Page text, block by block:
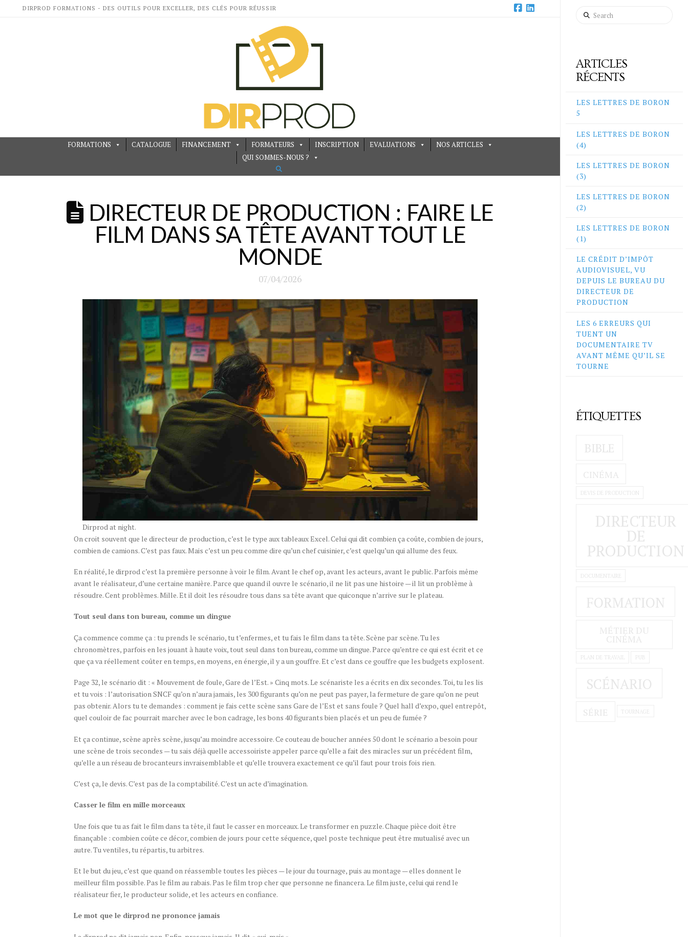
DIRPROD FORMATIONS - DES OUTILS POUR EXCELLER, DES CLÉS POUR RÉUSSIR
FORMATIONS CATALOGUE FINANCEMENT FORMATEURS INSCRIPTION EVALUATIONS
NOS ARTICLES
QUI SOMMES-NOUS ?
DIRECTEUR DE PRODUCTION : FAIRE LE FILM DANS SA TÊTE AVANT TOUT LE MONDE
DIRECTEUR DE PRODUCTION : FAIRE LE
FILM DANS SA TÊTE AVANT TOUT LE
MONDE
07/04/2026
Dirprod at night.
On croit souvent que le directeur de production, c’est le type aux tableaux Excel. Celui qui dit combien ça coûte, combien de jours,
combien de camions. C’est pas faux. Mais c’est un peu comme dire qu’un chef cuisinier, c’est quelqu’un qui allume des feux.
En réalité, le dirprod c’est la première personne à voir le film. Avant le chef op, avant les acteurs, avant le public. Parfois même
avant le réalisateur, d’une certaine manière. Parce que quand il ouvre le scénario, il ne lit pas une histoire — il lit un problème à
résoudre. Cent problèmes. Mille. Et il doit les résoudre tous dans sa tête avant que quiconque n’arrive sur le plateau.
Tout seul dans ton bureau, comme un dingue
Ça commence comme ça : tu prends le scénario, tu t’enfermes, et tu fais le film dans ta tête. Scène par scène. Tu les
chronomètres, parfois en les jouant à haute voix, tout seul dans ton bureau, comme un dingue. Parce qu’entre ce qui est écrit et ce
que ça va réellement coûter en temps, en moyens, en énergie, il y a un gouffre. Et c’est dans ce gouffre que les budgets explosent.
Page 32, le scénario dit : « Mouvement de foule, Gare de l’Est. » Cinq mots. Le scénariste les a écrits en dix secondes. Toi, tu les lis
et tu vois : l’autorisation SNCF qu’on n’aura jamais, les 300 figurants qu’on ne peut pas payer, la fermeture de gare qu’on ne peut
pas obtenir. Alors tu te demandes : comment je fais cette scène sans Gare de l’Est et sans foule ? Quel hall d’expo, quel entrepôt,
quel couloir de fac pourrait marcher avec le bon cadrage, les bons 40 figurants bien placés et un peu de fumée ?
Et ça continue, scène après scène, jusqu’au moindre accessoire. Ce couteau de boucher années 50 dont le scénario a besoin pour
une scène de trois secondes — tu sais déjà quelle accessoiriste appeler parce qu’elle a fait des miracles sur un précédent film,
qu’elle a un réseau de brocanteurs invraisemblable et qu’elle trouvera exactement ce qu’il faut pour trois fois rien.
C’est ça, le devis. C’est pas de la comptabilité. C’est un acte d’imagination.
Casser le film en mille morceaux
Une fois que tu as fait le film dans ta tête, il faut le casser en morceaux. Le transformer en puzzle. Chaque pièce doit être
finançable : combien coûte ce décor, combien de jours pour cette séquence, quel poste technique peut être mutualisé avec un
autre. Tu ventiles, tu répartis, tu arbitres.
Et le but du jeu, c’est que quand on réassemble toutes les pièces — le jour du tournage, puis au montage — elles donnent le
meilleur film possible. Pas le film au rabais. Pas le film trop cher que personne ne financera. Le film juste, celui qui rend le
réalisateur fier, le producteur solide, et les acteurs en confiance.
Le mot que le dirprod ne prononce jamais
Search
ARTICLES
RÉCENTS
LES LETTRES DE BORON
5
LES LETTRES DE BORON
(4)
LES LETTRES DE BORON
(3)
LES LETTRES DE BORON
(2)
LES LETTRES DE BORON
(1)
LE CRÉDIT D’IMPÔT
AUDIOVISUEL, VU
DEPUIS LE BUREAU DU
DIRECTEUR DE
PRODUCTION
LES 6 ERREURS QUI
TUENT UN
DOCUMENTAIRE TV
AVANT MÊME QU’IL SE
TOURNE
ÉTIQUETTES
BIBLE
CINÉMA
DEVIS DE PRODUCTION
DIRECTEUR
DE
PRODUCTION
DOCUMENTAIRE
FORMATION
MÉTIER DU
CINÉMA
PLAN DE TRAVAIL PUB
SCÉNARIO
SÉRIE TOURNAGE